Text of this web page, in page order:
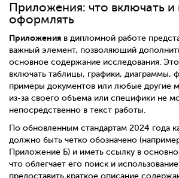
Приложения: что включать и
оформлять
Приложения в дипломной работе
важный элемент, позволяющий
основное содержание исследования.
включать таблицы, графики, диаграммы,
примеры документов или любые другие
из-за своего объема или специфики не
непосредственно в текст работы.
По обновленным стандартам 2024 года
должно быть четко обозначено
Приложение Б) и иметь ссылку в
что облегчает его поиск и
предоставить краткое описание